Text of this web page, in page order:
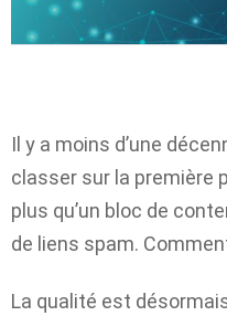
Il y a moins d’une
classer sur la première
plus qu’un bloc de
de liens spam.
La qualité est